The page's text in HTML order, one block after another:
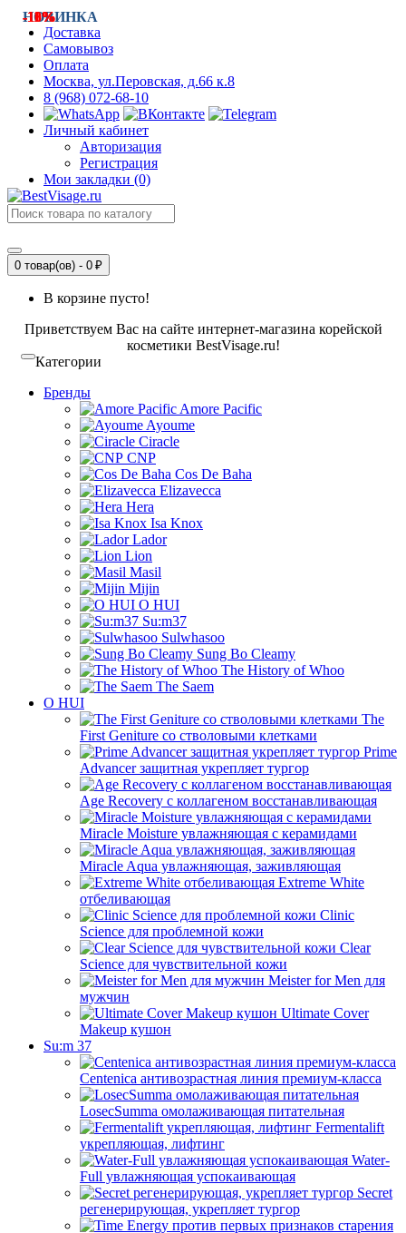
Доставка
Самовывоз
Оплата
Москва, ул.Перовская, д.66 к.8
8 (968) 072-68-10
Личный кабинет
Авторизация
Регистрация
Мои закладки (0)
0 товар(ов) - 0 ₽
В корзине пусто!
Приветствуем Вас на сайте интернет-магазина корейской
косметики BestVisage.ru!
Категории
Бренды
Amore Pacific
Ayoume
Ciracle
CNP
Cos De Baha
Elizavecca
Hera
Isa Knox
Lador
Lion
Masil
Mijin
O HUI
Su:m37
Sulwhasoo
Sung Bo Cleamy
The History of Whoo
The Saem
O HUI
The
First Geniture со стволовыми клетками
Prime
Advancer защитная укрепляет тургор
Age Recovery с коллагеном восстанавливающая
Miracle Moisture увлажняющая с керамидами
Miracle Aqua увлажняющая, заживляющая
Extreme White
отбеливающая
Clinic
Science для проблемной кожи
Clear
Science для чувствительной кожи
Meister for Men для
мужчин
Ultimate Cover
Makeup кушон
Su:m 37
Centenica антивозрастная линия премиум-класса
LosecSumma омолаживающая питательная
Fermentalift
укрепляющая, лифтинг
Water-
Full увлажняющая успокаивающая
Secret
регенерирующая, укрепляет тургор
-11%
-13%
НОВИНКА
-11%
-10%